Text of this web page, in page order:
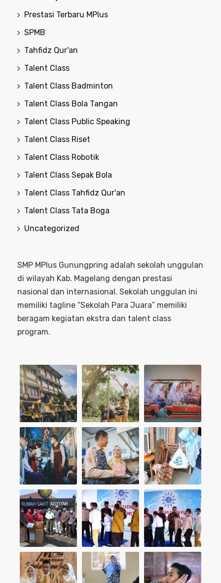
Prestasi Terbaru MPlus
SPMB
Tahfidz Qur'an
Talent Class
Talent Class Badminton
Talent Class Bola Tangan
Talent Class Public Speaking
Talent Class Riset
Talent Class Robotik
Talent Class Sepak Bola
Talent Class Tahfidz Qur'an
Talent Class Tata Boga
Uncategorized
SMP MPlus Gunungpring adalah sekolah unggulan
di wilayah Kab. Magelang dengan prestasi
nasional dan internasional. Sekolah unggulan ini
memiliki tagline “Sekolah Para Juara” memiliki
beragam kegiatan ekstra dan talent class
program.